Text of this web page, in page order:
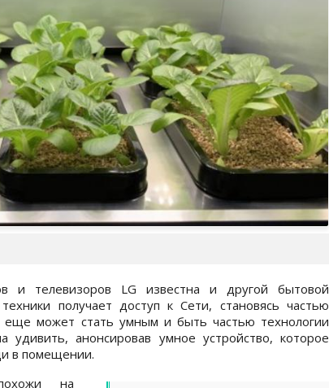
и телевизоров LG известна и другой бытовой
получает доступ к Сети, становясь частью
еще может стать умным и быть частью технологии
анонсировав умное устройство, которое
в помещении.
на